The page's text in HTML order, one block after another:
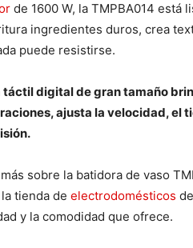
de 1600 W, la TMPBA014 está
ingredientes duros, crea
puede resistirse.
táctil digital de gran tamaño
ajusta la velocidad, el
sobre la batidora de vaso
tienda de electrodomésticos
y la comodidad que ofrece.